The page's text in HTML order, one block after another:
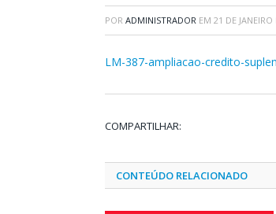
POR ADMINISTRADOR EM 21 DE JANEIRO
LM-387-ampliacao-credito-
COMPARTILHAR:
CONTEÚDO RELACIONADO